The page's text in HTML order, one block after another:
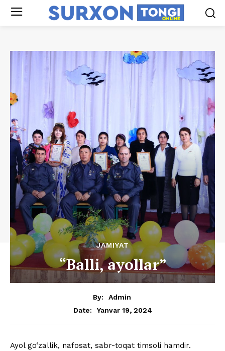
JAMIYAT
“Balli, ayollar”
By:
Admin
Date:
Yanvar 19, 2024
Ayol go‘zallik, nafosat, sabr-toqat timsoli hamdir.